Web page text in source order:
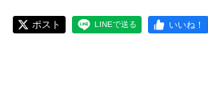
ポスト LINEで送る いいね！